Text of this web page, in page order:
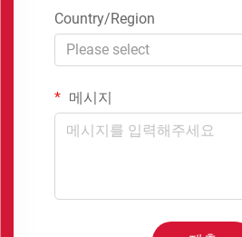
Country/Region
Please select
메시지